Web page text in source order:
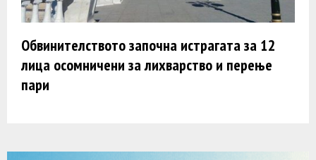
Обвинителството започна истрагата за 12
лица осомничени за лихварство и перење
пари